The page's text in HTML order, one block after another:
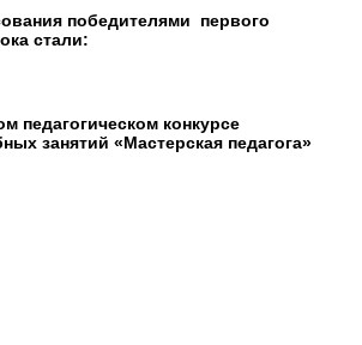
победителями первого
стали:
педагогическом конкурсе
занятий «Мастерская педагога»